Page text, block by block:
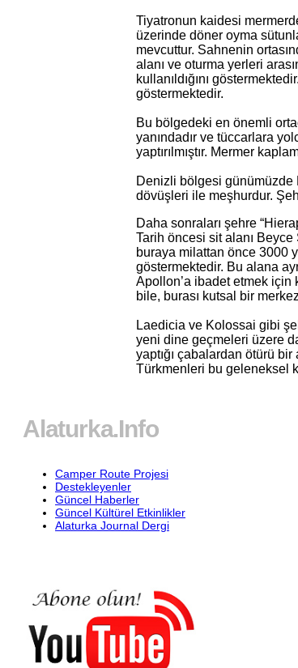
Tiyatronun kaidesi
üzerinde döner oyma
mevcuttur. Sahnenin
alanı ve oturma yerleri
kullanıldığını
göstermektedir.
Bu bölgedeki en önemli
yanındadır ve tüccarlara
yaptırılmıştır. Mermer
Denizli bölgesi günümüzde
dövüşleri ile meşhurdur.
Daha sonraları şehre
Tarih öncesi sit alanı
buraya milattan önce 3000
göstermektedir. Bu alana
Apollon’a ibadet etmek için
bile, burası kutsal bir
Laedicia ve Kolossai gibi
yeni dine geçmeleri üzere
yaptığı çabalardan ötürü
Türkmenleri bu geleneksel
Alaturka.Info
Camper Route Projesi
Destekleyenler
Güncel Haberler
Güncel Kültürel Etkinlikler
Alaturka Journal Dergi